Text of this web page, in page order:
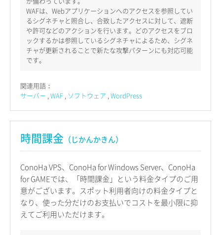
WAFは、Webアプリケーションへのアクセスを参照してい
るシグネチャと照合し、合致したアクセスに対して、遮断
や許可などのアクションを行います。どのアクセスをブロ
ックするかは参照しているシグネチャによるため、シグネ
チャが更新されることで新たな攻撃パターンにも対応可能
です。
関連用語：
サーバー WAF ソフトウェア WordPress
時間課金 （じかんかきん）
ConoHa VPS、ConoHa for Windows Server、ConoHa
for GAMEでは、「時間課金」という料金タイプのご用
意がございます。スポット利用者向けの料金タイプと
なり、使った分だけのお支払いでコストを最小限に抑
えてご利用いただけます。